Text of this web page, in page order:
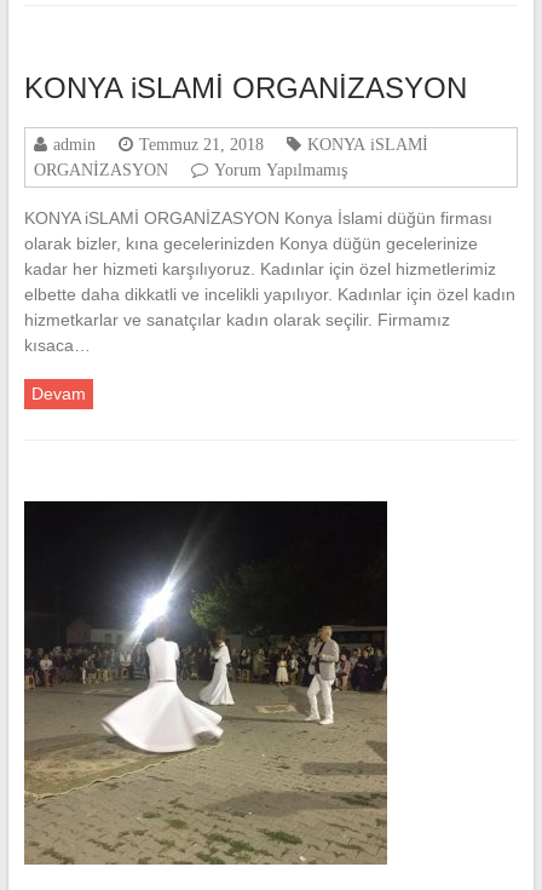
KONYA iSLAMİ ORGANİZASYON
admin Temmuz 21, 2018
KONYA iSLAMİ
ORGANİZASYON
Yorum Yapılmamış
KONYA iSLAMİ ORGANİZASYON Konya İslami düğün firması
olarak bizler, kına gecelerinizden Konya düğün gecelerinize
kadar her hizmeti karşılıyoruz. Kadınlar için özel hizmetlerimiz
elbette daha dikkatli ve incelikli yapılıyor. Kadınlar için özel kadın
hizmetkarlar ve sanatçılar kadın olarak seçilir. Firmamız
kısaca…
Devam